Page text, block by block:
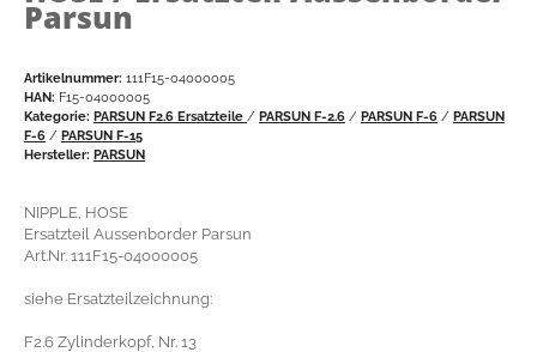
Parsun
Artikelnummer: 111F15-04000005
HAN: F15-04000005
Kategorie: PARSUN F2.6 Ersatzteile / PARSUN F-2.6 / PARSUN F-6 / PARSUN
F-6 / PARSUN F-15
Hersteller: PARSUN
NIPPLE, HOSE
Ersatzteil Aussenborder Parsun
Art.Nr. 111F15-04000005
siehe Ersatzteilzeichnung:
F2.6 Zylinderkopf, Nr. 13